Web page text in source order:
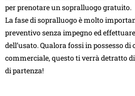
per prenotare un sopralluogo gratuito.
La fase di sopralluogo è molto
preventivo senza impegno ed
dell’usato. Qualora fossi in possesso
commerciale, questo ti verrà detratto
di partenza!